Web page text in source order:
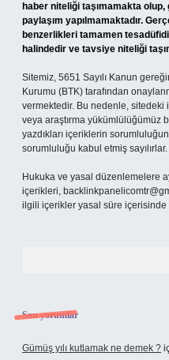
haber niteliği taşımamakta
paylaşım yapılmamaktadır.
benzerlikleri tamamen
halindedir ve tavsiye niteliği
Sitemiz, 5651 Sayılı Kanun
Kurumu (BTK) tarafından
vermektedir. Bu nedenle,
veya araştırma yükümlülüğümüz
yazdıkları içeriklerin
sorumluluğu kabul etmiş sayılırlar.
Hukuka ve yasal düzenlemelere
içerikleri,
ilgili içerikler yasal süre içerisinde
Son yorumlar
Gümüş yılı kutlamak ne demek ?